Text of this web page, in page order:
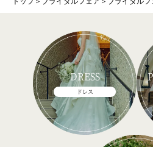
DRESS
ドレス